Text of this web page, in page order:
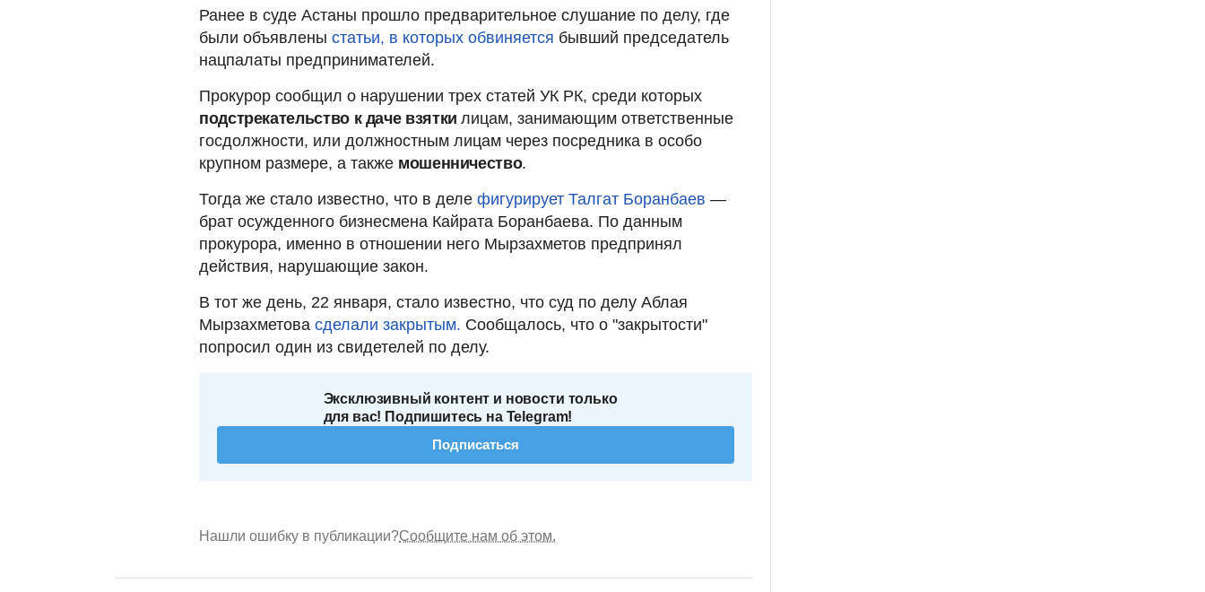
Ранее в суде Астаны прошло предварительное слушание по делу, где
были объявлены статьи, в которых обвиняется бывший председатель
нацпалаты предпринимателей.
Прокурор сообщил о нарушении трех статей УК РК, среди которых
подстрекательство к даче взяткилицам, занимающим ответственные
госдолжности, или должностным лицам через посредника в особо
крупном размере, а также мошенничество.
Тогда же стало известно, что в деле фигурирует Талгат Боранбаев —
брат осужденного бизнесмена Кайрата Боранбаева. По данным
прокурора, именно в отношении него Мырзахметов предпринял
действия, нарушающие закон.
В тот же день, 22 января, стало известно, что суд по делу Аблая
Мырзахметова сделали закрытым. Сообщалось, что о "закрытости"
попросил один из свидетелей по делу.
Эксклюзивный контент и новости только
для вас! Подпишитесь на Telegram!
Подписаться
Нашли ошибку в публикации?Сообщите нам об этом.